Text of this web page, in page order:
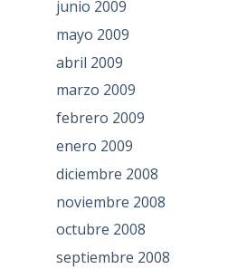
junio 2009
mayo 2009
abril 2009
marzo 2009
febrero 2009
enero 2009
diciembre 2008
noviembre 2008
octubre 2008
septiembre 2008